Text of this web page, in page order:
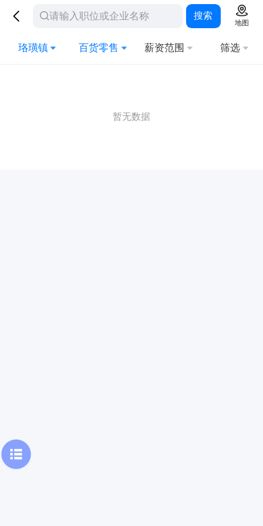
搜索
地图
珞璜镇 百货零售 薪资范围 筛选
暂无数据